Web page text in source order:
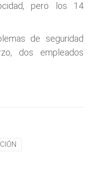
pero los 14
de seguridad
dos empleados